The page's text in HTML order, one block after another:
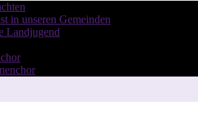
in unseren Gemeinden
Landjugend